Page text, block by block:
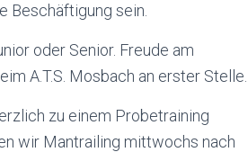
Beschäftigung sein.
oder Senior. Freude am
A.T.S. Mosbach an erster Stelle.
zu einem Probetraining
wir Mantrailing mittwochs nach